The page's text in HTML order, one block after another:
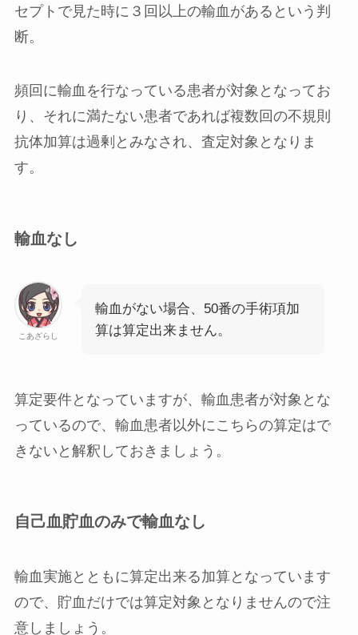
セプトで見た時に３回以上の輸血があるという判
断。
頻回に輸血を行なっている患者が対象となってお
り、それに満たない患者であれば複数回の不規則
抗体加算は過剰とみなされ、査定対象となりま
す。
輸血なし
こあざらし
輸血がない場合、50番の手術項加
算は算定出来ません。
算定要件となっていますが、 輸血患者が対象 とな
っているので、輸血患者以外にこちらの算定はで
きないと解釈しておきましょう。
自己血貯血のみで輸血なし
輸血実施とともに算定出来る加算となっています
ので、 貯血だけでは算定対象となりませんので注
意しましょう。